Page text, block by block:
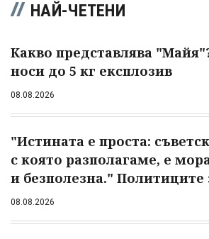
НАЙ-ЧЕТЕНИ
Какво представлява
носи до 5 кг експлозив
08.08.2026
"Истината е проста:
с която разполагаме, е
и безполезна." Политиците
08.08.2026